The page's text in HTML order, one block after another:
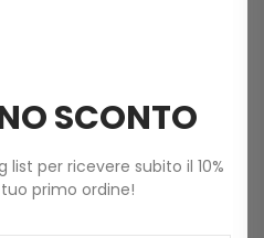
SCONTO
per ricevere subito il 10%
primo ordine!